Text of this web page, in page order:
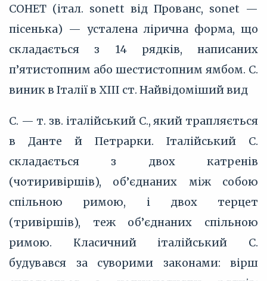
СОНЕТ (італ. sonett від Прованс, sonet —
пісенька) — усталена лірична форма, що
складається з 14 рядків, написаних
п’ятистопним або шестистопним ямбом. С.
виник в Італії в XIII ст. Найвідоміший вид
С. — т. зв. італійський С., який трапляється
в Данте й Петрарки. Італійський С.
складається з двох катренів
(чотиривіршів), об’єднаних між собою
спільною римою, і двох терцет
(тривіршів), теж об’єднаних спільною
римою. Класичний італійський С.
будувався за суворими законами: вірш